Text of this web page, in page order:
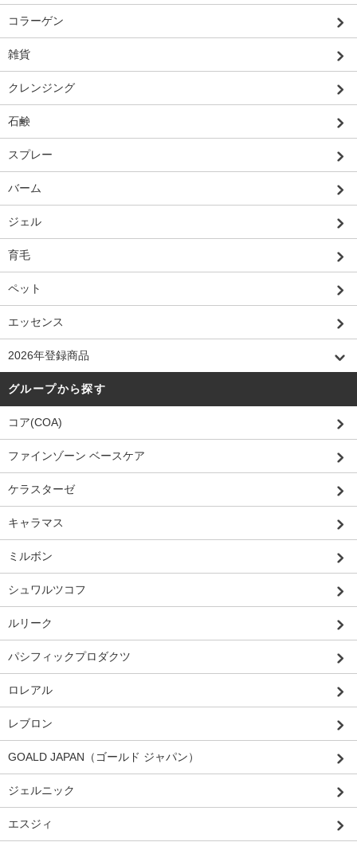
コラーゲン
雑貨
クレンジング
石鹸
スプレー
バーム
ジェル
育毛
ペット
エッセンス
2026年登録商品
グループから探す
コア(COA)
ファインゾーン ベースケア
ケラスターゼ
キャラマス
ミルボン
シュワルツコフ
ルリーク
パシフィックプロダクツ
ロレアル
レブロン
GOALD JAPAN（ゴールド ジャパン）
ジェルニック
エスジィ